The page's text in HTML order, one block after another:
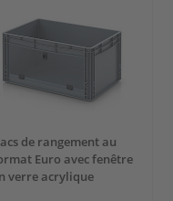
de rangement au
Euro avec fenêtre
verre acrylique